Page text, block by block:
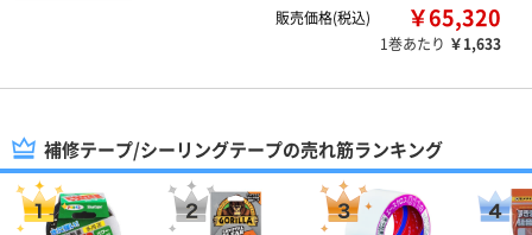
販売価格(税込)
￥65,320
1巻あたり ￥1,633
補修テープ/シーリングテープの売れ筋ランキング